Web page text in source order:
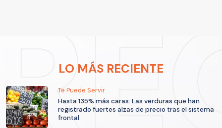
LO MÁS RECIENTE
Te Puede Servir
Hasta 135% más caras: Las verduras que han
registrado fuertes alzas de precio tras el sistema
frontal